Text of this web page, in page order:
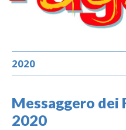
2020
Messaggero dei
2020